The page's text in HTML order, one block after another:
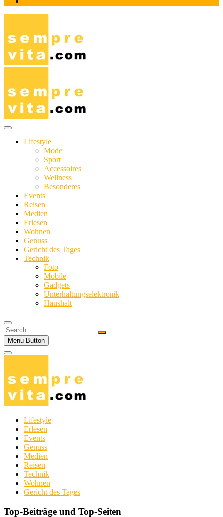
Lifestyle
Mode
Sport
Accessoires
Wellness
Besonderes
Events
Reisen
Medien
Erlesen
Wohnen
Genuss
Gericht des Tages
Technik
Foto
Mobile
Gadgets
Unterhaltungselektronik
Haushalt
Search
…Menu Button
Lifestyle
Erlesen
Events
Genuss
Medien
Reisen
Technik
Wohnen
Gericht des Tages
Top-Beiträge und Top-Seiten